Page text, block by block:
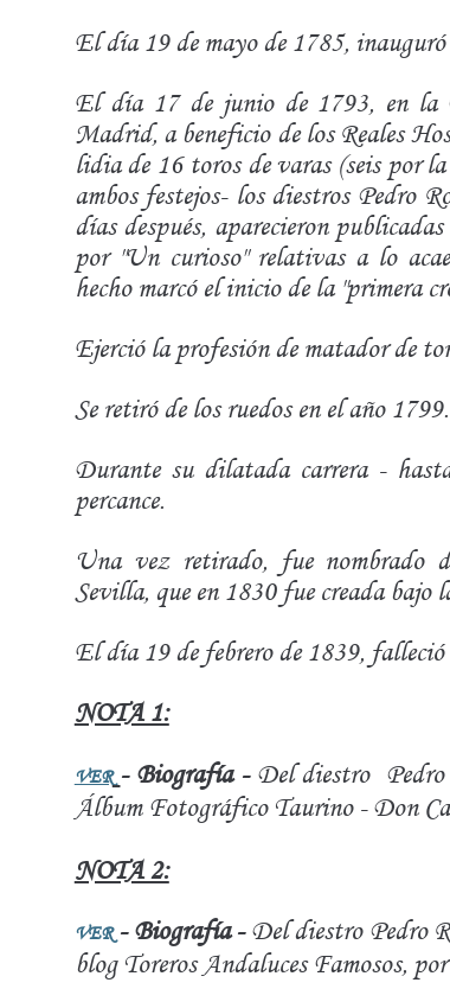
El día 19 de mayo de 1785,
El día 17 de junio de 1793, en la
Madrid, a beneficio de los Reales
lidia de 16 toros de varas (seis por
ambos festejos- los diestros Pedro
días después, aparecieron
por "Un curioso" relativas a lo
hecho marcó el inicio de la "primera
Ejerció la profesión de matador de
Se retiró de los ruedos en el año 1799.
Durante su dilatada carrera -
percance.
Una vez retirado, fue nombrado
Sevilla, que en 1830 fue creada
El día 19 de febrero de 1839, falleció
NOTA 1:
VER - Biografía - Del diestro
Álbum Fotográfico Taurino - Don
NOTA 2:
VER- Biografía -Del diestro Pedro
blog Toreros Andaluces Famosos,